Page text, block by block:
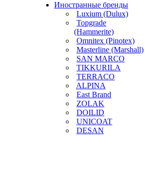
Иностранные бренды
Luxium (Dulux)
Topgrade
(Hammerite)
Omnitex (Pinotex)
Masterline (Marshall)
SAN MARCO
TIKKURILA
TERRACO
ALPINA
East Brand
ZOLAK
DOILID
UNICOAT
DESAN